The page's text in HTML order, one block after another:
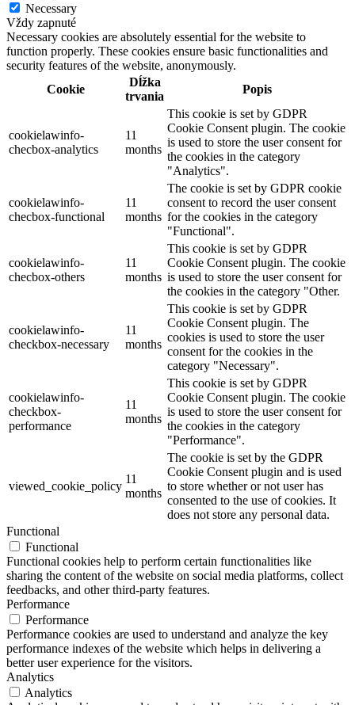
Necessary
Vždy zapnuté
Necessary cookies are absolutely essential for the website to
function properly. These cookies ensure basic functionalities and
security features of the website, anonymously.
Cookie
Dĺžka
trvania
Popis
cookielawinfo-
checbox-analytics
11
months
This cookie is set by GDPR
Cookie Consent plugin. The cookie
is used to store the user consent for
the cookies in the category
"Analytics".
cookielawinfo-
checbox-functional
11
months
The cookie is set by GDPR cookie
consent to record the user consent
for the cookies in the category
"Functional".
cookielawinfo-
checbox-others
11
months
This cookie is set by GDPR
Cookie Consent plugin. The cookie
is used to store the user consent for
the cookies in the category "Other.
cookielawinfo-
checkbox-necessary
11
months
This cookie is set by GDPR
Cookie Consent plugin. The
cookies is used to store the user
consent for the cookies in the
category "Necessary".
cookielawinfo-
checkbox-
performance
11
months
This cookie is set by GDPR
Cookie Consent plugin. The cookie
is used to store the user consent for
the cookies in the category
"Performance".
viewed_cookie_policy
11
months
The cookie is set by the GDPR
Cookie Consent plugin and is used
to store whether or not user has
consented to the use of cookies. It
does not store any personal data.
Functional
Functional
Functional cookies help to perform certain functionalities like
sharing the content of the website on social media platforms, collect
feedbacks, and other third-party features.
Performance
Performance
Performance cookies are used to understand and analyze the key
performance indexes of the website which helps in delivering a
better user experience for the visitors.
Analytics
Analytics